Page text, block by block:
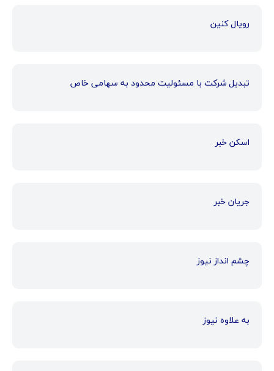
رویال کنین
تبدیل شرکت با مسئولیت محدود به سهامی خاص
اسکن خبر
جریان خبر
چشم انداز نیوز
به علاوه نیوز